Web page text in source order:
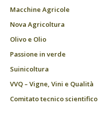
Macchine Agricole
Nova Agricoltura
Olivo e Olio
Passione in verde
Suinicoltura
VVQ – Vigne, Vini e Qualità
Comitato tecnico scientifico